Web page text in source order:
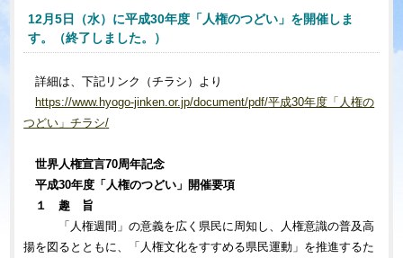
12月5日（水）に平成30年度「人権のつどい」を開催しま
す。（終了しました。）
詳細は、下記リンク（チラシ）より
https://www.hyogo-jinken.or.jp/document/pdf/平成30年度「人権の
つどい」チラシ/
世界人権宣言70周年記念
平成30年度「人権のつどい」開催要項
１ 趣 旨
「人権週間」の意義を広く県民に周知し、人権意識の普及高
揚を図るとともに、「人権文化をすすめる県民運動」を推進するた